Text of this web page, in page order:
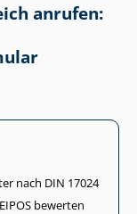
anrufen:
nach DIN 17024
bewerten